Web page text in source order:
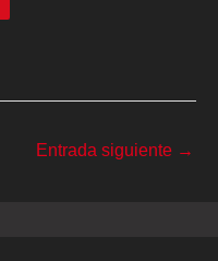
Entrada siguiente →